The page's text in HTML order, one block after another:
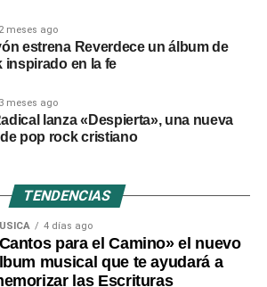
2 meses ago
estrena Reverdece un álbum de
inspirado en la fe
3 meses ago
lanza «Despierta», una nueva
pop rock cristiano
TENDENCIAS
4 días ago
para el Camino» el nuevo
musical que te ayudará a
las Escrituras